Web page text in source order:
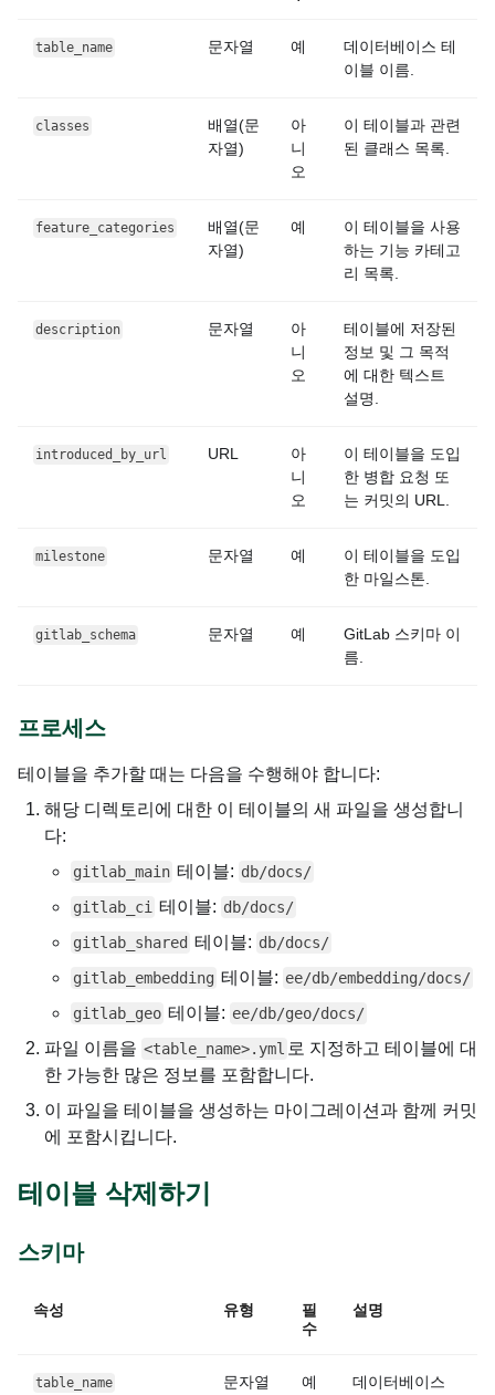
table_name 문자열 예
데이터베이스 테
이블 이름.
classes
배열(문
자열)
아
니
오
이 테이블과 관련
된 클래스 목록.
feature_categories
배열(문
자열)
예
이 테이블을 사용
하는 기능 카테고
리 목록.
description 문자열
아
니
오
테이블에 저장된
정보 및 그 목적
에 대한 텍스트
설명.
introduced_by_url URL
아
니
오
이 테이블을 도입
한 병합 요청 또
는 커밋의 URL.
milestone 문자열 예
이 테이블을 도입
한 마일스톤.
gitlab_schema 문자열 예
GitLab 스키마 이
름.
프로세스
테이블을 추가할 때는 다음을 수행해야 합니다:
해당 디렉토리에 대한 이 테이블의 새 파일을 생성합니
다:
gitlab_main 테이블: db/docs/
gitlab_ci 테이블: db/docs/
gitlab_shared 테이블: db/docs/
gitlab_embedding 테이블: ee/db/embedding/docs/
gitlab_geo 테이블: ee/db/geo/docs/
파일 이름을 <table_name>.yml 로 지정하고 테이블에 대
한 가능한 많은 정보를 포함합니다.
이 파일을 테이블을 생성하는 마이그레이션과 함께 커밋
에 포함시킵니다.
테이블 삭제하기
스키마
속성 유형
필
수
설명
table_name 문자열 예
데이터베이스